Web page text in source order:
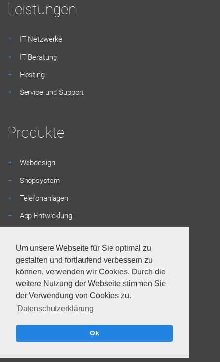
Um unsere Webseite für Sie optimal zu
gestalten und fortlaufend verbessern zu
können, verwenden wir Cookies. Durch die
weitere Nutzung der Webseite stimmen Sie
der Verwendung von Cookies zu.
Datenschutzerklärung
Ok
Leistungen
IT Netzwerke
IT Beratung
Hosting
Service und Support
Produkte
Webdesign
Shopsystem
Telefonanlagen
App-Entwicklung
Anschrift
Steffen Schiffel GmbH
Lübbecker Str. 161
32429 Minden
Fax: +49 (0) 571 - 730 725 80 - 99
E-Mail:info@schiffel.it